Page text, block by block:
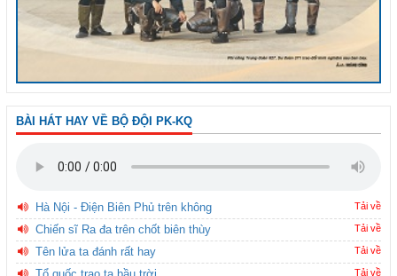
BÀI HÁT HAY VỀ BỘ ĐỘI PK-KQ
Hà Nội - Điện Biên Phủ trên không Tải về
Chiến sĩ Ra đa trên chốt biên thùy Tải về
Tên lửa ta đánh rất hay Tải về
Tải về